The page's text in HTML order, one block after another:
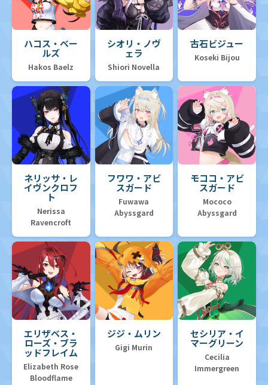
ハコス・ベー
ルズ
Hakos Baelz
シオリ・ノヴ
ェラ
Shiori Novella
古石ビジュー
Koseki Bijou
ネリッサ・レ
イヴンクロフ
ト
Nerissa
Ravencroft
フワワ・アビ
スガード
Fuwawa
Abyssgard
モココ・アビ
スガード
Mococo
Abyssgard
エリザベス・
ローズ・ブラ
ッドフレイム
Elizabeth Rose
Bloodflame
ジジ・ムリン
Gigi Murin
セシリア・イ
マーグリーン
Cecilia
Immergreen